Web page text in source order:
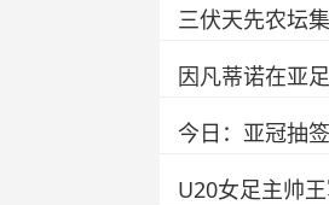
三伏天先农坛
因凡蒂诺在亚
今日：亚冠抽
U20女足主帅